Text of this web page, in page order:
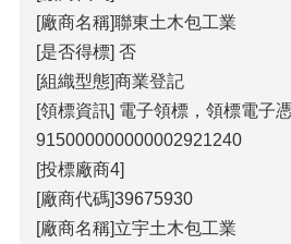
[廠商名稱]聯東土木包工業
[是否得標] 否
[組織型態]商業登記
[領標資訊] 電子領標，領標電子
915000000000002921240
[投標廠商4]
[廠商代碼]39675930
[廠商名稱]立宇土木包工業